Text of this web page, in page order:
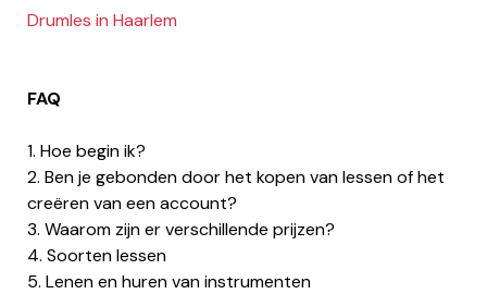
Drumles in Haarlem
FAQ
1. Hoe begin ik?
2. Ben je gebonden door het kopen van lessen of het
creëren van een account?
3. Waarom zijn er verschillende prijzen?
4. Soorten lessen
5. Lenen en huren van instrumenten